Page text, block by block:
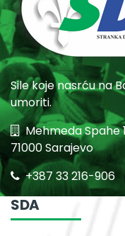
Sile koje nasrću na
umoriti.
Mehmeda Spahe
71000 Sarajevo
+387 33 216-906
SDA